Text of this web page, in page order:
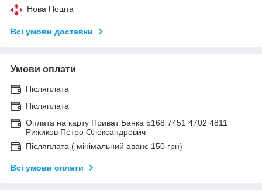
Нова Пошта
Всі умови доставки
Умови оплати
Післяплата
Післяплата
Оплата на карту Приват Банка 5168 7451 4702 4811
Рижиков Петро Олександрович
Післяплата ( мінімальний аванс 150 грн)
Всі умови оплати